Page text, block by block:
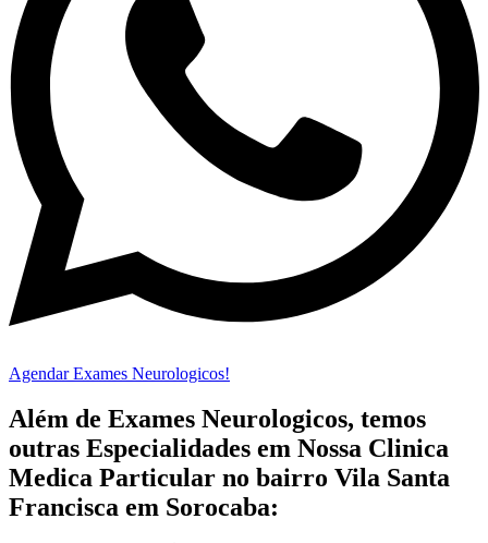
Agendar Exames Neurologicos!
Além de Exames Neurologicos, temos
outras Especialidades em Nossa Clinica
Medica Particular no bairro Vila Santa
Francisca em Sorocaba: